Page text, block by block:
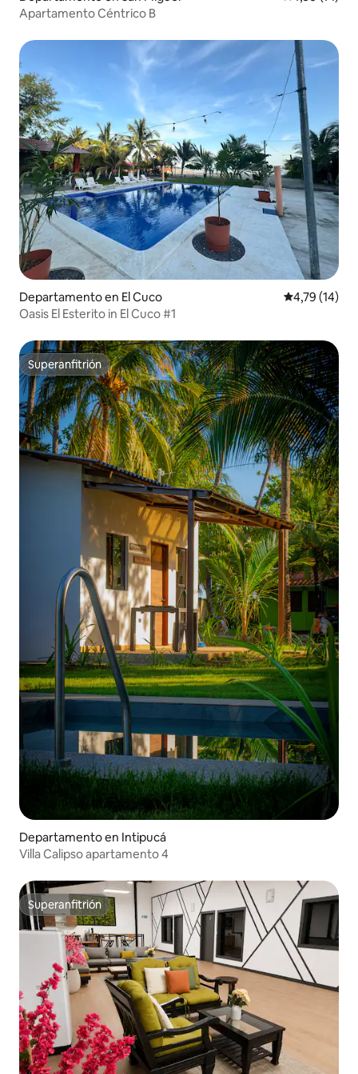
Apartamento Céntrico B
Departamento en El Cuco Calificación
4,79 (14)
Oasis El Esterito in El Cuco #1
Superanfitrión
Superanfitrión
Departamento en Intipucá
Villa Calipso apartamento 4
Superanfitrión
Superanfitrión